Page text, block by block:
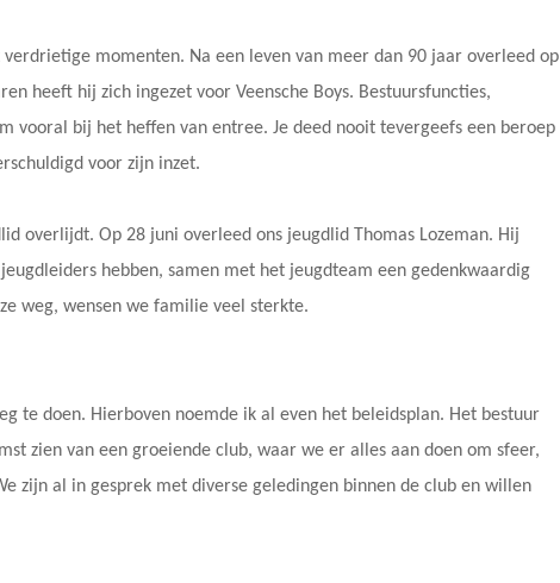
momenten. Na een leven van meer dan 90 jaar overleed op
heeft hij zich ingezet voor Veensche Boys. Bestuursfuncties,
vooral bij het heffen van entree. Je deed nooit tevergeefs een beroep
voor zijn inzet.
overlijdt. Op 28 juni overleed ons jeugdlid Thomas Lozeman. Hij
hebben, samen met het jeugdteam een gedenkwaardig
weg, wensen we familie veel sterkte.
te doen. Hierboven noemde ik al even het beleidsplan. Het bestuur
zien van een groeiende club, waar we er alles aan doen om sfeer,
zijn al in gesprek met diverse geledingen binnen de club en willen